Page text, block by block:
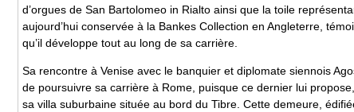
d’orgues de San Bartolomeo in Rialto ainsi que la toile
aujourd’hui conservée à la Bankes Collection en Angleterre,
qu’il développe tout au long de sa carrière.
Sa rencontre à Venise avec le banquier et diplomate siennois
de poursuivre sa carrière à Rome, puisque ce dernier lui
sa villa suburbaine située au bord du Tibre. Cette demeure,